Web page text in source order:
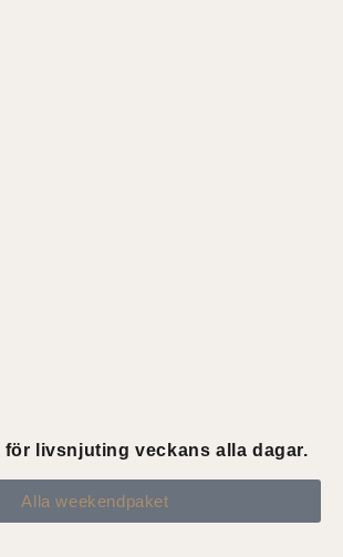
livsnjuting veckans alla dagar.
Alla weekendpaket